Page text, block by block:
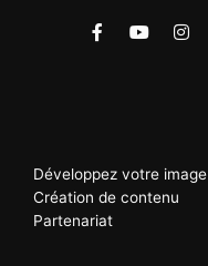
Développez votre image
Création de contenu
Partenariat